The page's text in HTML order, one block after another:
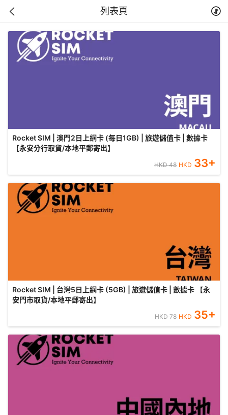
列表頁
Rocket SIM | 澳門2日上網卡 (每日1GB) | 旅遊儲值卡 | 數據卡
【永安分行取貨/本地平郵寄出】
HKD48 HKD 33+
Rocket SIM | 台灣5日上網卡 (5GB) | 旅遊儲值卡 | 數據卡 【永
安門市取貨/本地平郵寄出】
HKD78 HKD 35+